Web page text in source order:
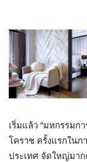
เริ่มแล้ว “มหกรรมก
โคราช ครั้งแรกในภ
ประเทศ จัดใหญ่มาก